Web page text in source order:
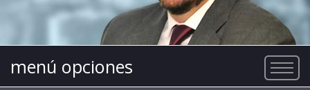
menú opciones